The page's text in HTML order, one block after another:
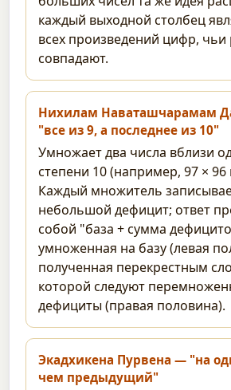
каждый выходной столбец
всех произведений цифр, чьи
совпадают.
Нихилам Наваташчарамам
"все из 9, а последнее из 10"
Умножает два числа вблизи
степени 10 (например, 97 × 96
Каждый множитель
небольшой дефицит; ответ
собой "база + сумма
умноженная на базу (левая
полученная перекрестным
которой следуют
дефициты (правая половина).
Экадхикена Пурвена — "на
чем предыдущий"